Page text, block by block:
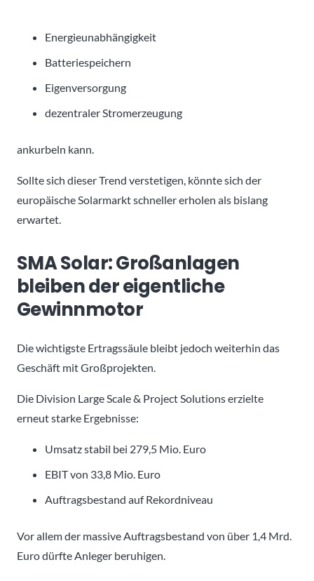
Energieunabhängigkeit
Batteriespeichern
Eigenversorgung
dezentraler Stromerzeugung
ankurbeln kann.
Sollte sich dieser Trend verstetigen, könnte sich der
europäische Solarmarkt schneller erholen als bislang
erwartet.
SMA Solar: Großanlagen
bleiben der eigentliche
Gewinnmotor
Die wichtigste Ertragssäule bleibt jedoch weiterhin das
Geschäft mit Großprojekten.
Die Division Large Scale & Project Solutions erzielte
erneut starke Ergebnisse:
Umsatz stabil bei 279,5 Mio. Euro
EBIT von 33,8 Mio. Euro
Auftragsbestand auf Rekordniveau
Vor allem der massive Auftragsbestand von über 1,4 Mrd.
Euro dürfte Anleger beruhigen.